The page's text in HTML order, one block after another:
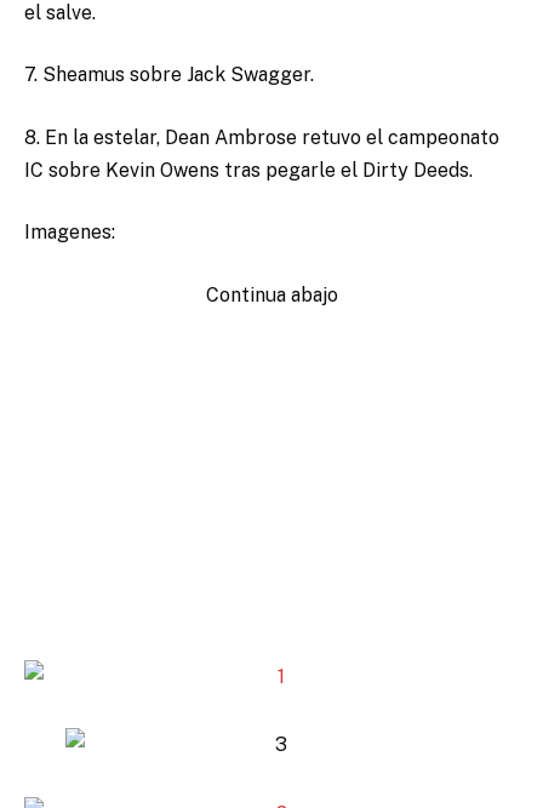
el salve.
7. Sheamus sobre Jack Swagger.
8. En la estelar, Dean Ambrose retuvo el campeonato
IC sobre Kevin Owens tras pegarle el Dirty Deeds.
Imagenes:
Continua abajo